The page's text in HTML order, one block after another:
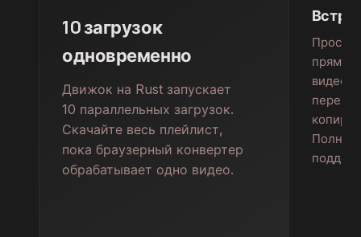
10 загрузок
одновременно
Движок на Rust запускает
10 параллельных загрузок.
Скачайте весь плейлист,
пока браузерный конвертер
обрабатывает одно видео.
прямо в
видео?